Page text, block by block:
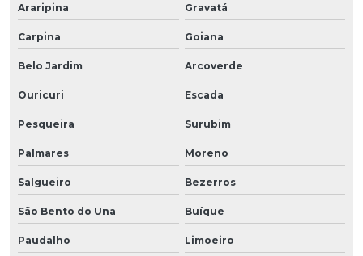
Araripina Gravatá
Carpina Goiana
Belo Jardim Arcoverde
Ouricuri Escada
Pesqueira Surubim
Palmares Moreno
Salgueiro Bezerros
São Bento do Una Buíque
Paudalho Limoeiro